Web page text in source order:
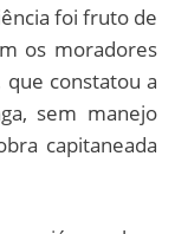
foi fruto de
os moradores
que constatou a
sem manejo
capitaneada